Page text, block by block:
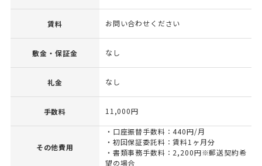
賃料 お問い合わせください
敷金・保証金 なし
礼金 なし
手数料 11,000円
その他費用
・口座振替手数料：440円/月
・初回保証委託料：賃料1ヶ月分
・書類事務手数料：2,200円※郵送契約希
望の場合